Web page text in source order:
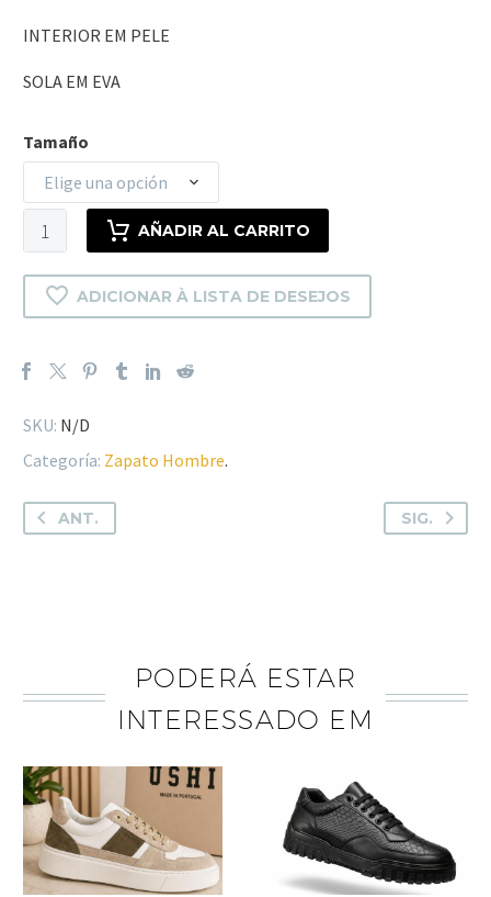
INTERIOR EM PELE
SOLA EM EVA
Tamaño
Elige una opción
TOULON
cantidad
AÑADIR AL CARRITO
ADICIONAR À LISTA DE DESEJOS
SKU: N/D
Categoría: Zapato Hombre.
ANT. SIG.
PODERÁ ESTAR
INTERESSADO EM